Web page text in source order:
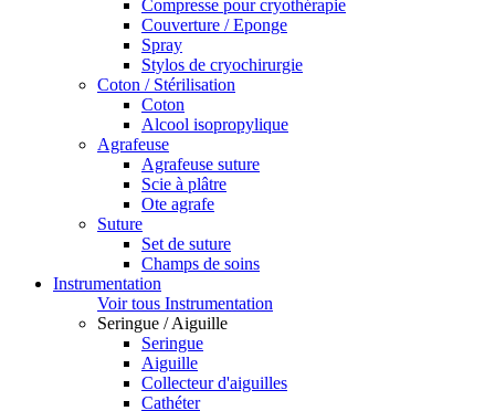
Compresse pour cryothérapie
Couverture / Eponge
Spray
Stylos de cryochirurgie
Coton / Stérilisation
Coton
Alcool isopropylique
Agrafeuse
Agrafeuse suture
Scie à plâtre
Ote agrafe
Suture
Set de suture
Champs de soins
Instrumentation
Voir tous Instrumentation
Seringue / Aiguille
Seringue
Aiguille
Collecteur d'aiguilles
Cathéter